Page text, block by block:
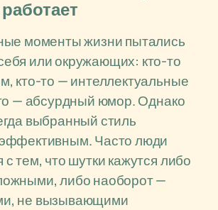
моменты жизни пытались
или окружающих: кто-то
кто-то — интеллектуальные
— абсурдный юмор. Однако
выбранный стиль
Часто люди
с тем, что шутки кажутся либо
либо наоборот —
не вызывающими